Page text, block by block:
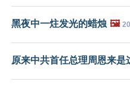
黑夜中一炷发光的蜡烛 🖼️
原来中共首任总理周恩来是